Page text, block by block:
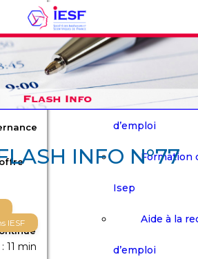
vide.
Panier
Boutique
Se
Connecter
Panier
Boutique
Connecter
/
Offres
Stages /
Publier
d’emploi
Formation
Isep
Aide à la
d’emploi
INFO N°77
IESF
11 min